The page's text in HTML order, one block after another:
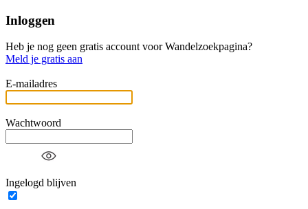
Inloggen
Heb je nog geen gratis account voor Wandelzoekpagina?
Meld je gratis aan
E-mailadres
Wachtwoord
Ingelogd blijven